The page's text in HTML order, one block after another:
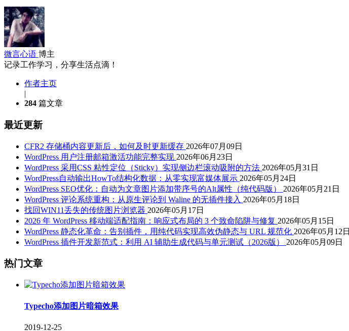
微言心语 博主
记录工作学习，分享生活点滴！
作者主页
|
284 篇文章
最近更新
CFR2 存储桶内容更新后，如何及时更新缓存 2026年07月09日
WordPress 用户注册邮箱激活功能完整实现 2026年06月23日
WordPress 采用CSS 粘性定位（Sticky）实现侧边栏滚动吸附的方法 2026年05月31日
WordPress自动输出HowTo结构化数据：从零实现富媒体展示 2026年05月24日
WordPress SEO优化：自动为文章图片添加带序号的Alt属性（纯代码版） 2026年05月21日
WordPress 评论系统重构：从原生评论到 Waline 的无插件接入 2026年05月18日
找回WIN11丢失的传统图片浏览器 2026年05月17日
2026 年 WordPress 移动端适配指南：响应式布局的 3 个致命陷阱与修复 2026年05月15日
WordPress 静态化革命：告别插件，用纯代码实现高效伪静态与 URL 规范化 2026年05月12日
WordPress 插件开发新范式：利用 AI 辅助生成代码与单元测试（2026版） 2026年05月09日
热门文章
Typecho添加图片暗箱效果
2019-12-25